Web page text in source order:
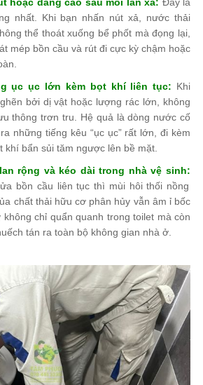
nhất. Khi bạn nhấn nút xả, nước thải
thể thoát xuống bể phốt mà đọng lại,
mép bồn cầu và rút đi cực kỳ chậm hoặc
ục ục lớn kèm bọt khí liên tục: Khi
bởi dị vật hoặc lượng rác lớn, không
thông trơn tru. Hệ quả là dòng nước cố
những tiếng kêu “ục ục” rất lớn, đi kèm
khí bẩn sủi tăm ngược lên bề mặt.
rộng và kéo dài trong nhà vệ sinh:
bồn cầu liên tục thì mùi hôi thối nồng
chất thải hữu cơ phân hủy vẫn âm ỉ bốc
không chỉ quẩn quanh trong toilet mà còn
tán ra toàn bộ không gian nhà ở.